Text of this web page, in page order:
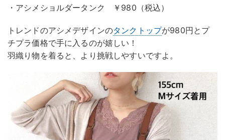
・アシメショルダータンク ￥980（税込）
トレンドのアシメデザインのタンクトップが980円とプ
チプラ価格で手に入るのが嬉しい！
羽織り物を着ると、より挑戦しやすいですよ。